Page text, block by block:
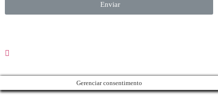
Enviar
Gerenciar consentimento